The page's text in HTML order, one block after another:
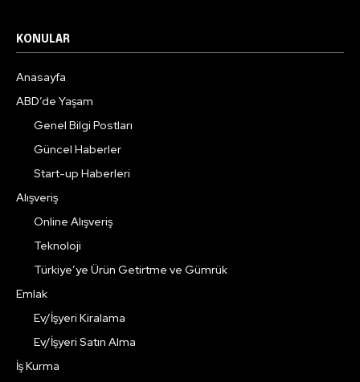
KONULAR
Anasayfa
ABD’de Yaşam
Genel Bilgi Postları
Güncel Haberler
Start-up Haberleri
Alışveriş
Online Alışveriş
Teknoloji
Türkiye’ye Ürün Getirtme ve Gümrük
Emlak
Ev/İşyeri Kiralama
Ev/İşyeri Satın Alma
İş Kurma